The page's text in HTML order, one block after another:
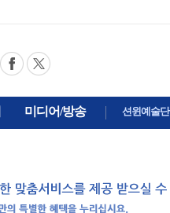
미디어/방송 션윈예술단